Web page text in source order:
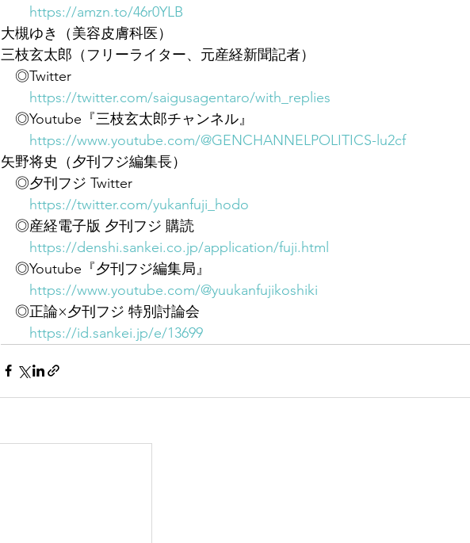
https://amzn.to/46r0YLB
大槻ゆき（美容皮膚科医）
三枝玄太郎（フリーライター、元産経新聞記者）
◎Twitter
https://twitter.com/saigusagentaro/with_replies
◎Youtube『三枝玄太郎チャンネル』
https://www.youtube.com/@GENCHANNELPOLITICS-lu2cf
矢野将史（夕刊フジ編集長）
◎夕刊フジ Twitter
https://twitter.com/yukanfuji_hodo
◎産経電子版 夕刊フジ 購読
https://denshi.sankei.co.jp/application/fuji.html
◎Youtube『夕刊フジ編集局』
https://www.youtube.com/@yuukanfujikoshiki
◎正論×夕刊フジ 特別討論会
https://id.sankei.jp/e/13699